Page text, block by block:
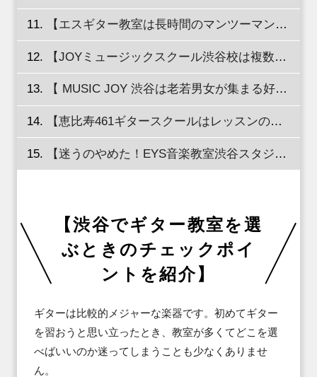
【エスギター教室は長時間のマンツーマンレッスンを受けられる！】
【JOYミュージックスクール渋谷校は複数コースを同時受講できる！】
【 MUSIC JOY 渋谷は老若男女が集まる好立地の教室！】
【恵比寿461ギタースクールはレッスンのジャンルが多彩！】
【迷うのやめた！EYS音楽教室渋谷スタジオでギターレッスンを体験！】
【渋谷でギター教室を選
ぶときのチェックポイ
ントを紹介】
ギターは比較的メジャーな楽器です。初めてギター
を習おうと思い立ったとき、教室が多くてどこを選
べばいいのか迷ってしまうことも少なくありませ
ん。